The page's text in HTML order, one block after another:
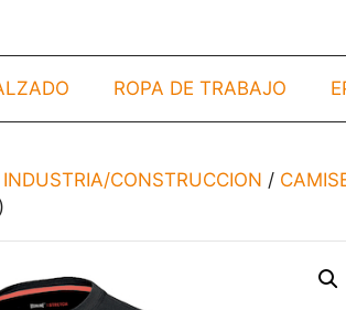
ROPA DE TRABAJO
INDUSTRIA/CONSTRUCCION /